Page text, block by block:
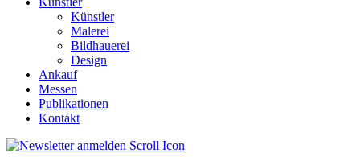
Künstler
Malerei
Bildhauerei
Design
Ankauf
Messen
Publikationen
Kontakt